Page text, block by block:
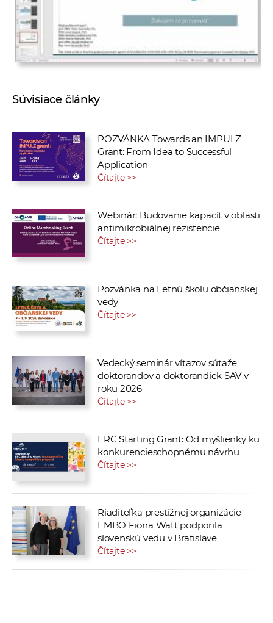
Súvisiace články
POZVÁNKA Towards an IMPULZ
Grant: From Idea to Successful
Application
Čítajte >>
Webinár: Budovanie kapacít v oblasti
antimikrobiálnej rezistencie
Čítajte >>
Pozvánka na Letnú školu občianskej
vedy
Čítajte >>
Vedecký seminár víťazov súťaže
doktorandov a doktorandiek SAV v
roku 2026
Čítajte >>
ERC Starting Grant: Od myšlienky ku
konkurencieschopnému návrhu
Čítajte >>
Riaditeľka prestížnej organizácie
EMBO Fiona Watt podporila
slovenskú vedu v Bratislave
Čítajte >>